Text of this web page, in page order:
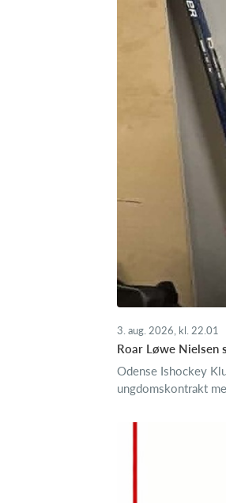
3. aug. 2026, kl. 22.01
Roar Løwe Nielsen
Odense Ishockey
ungdomskontrakt